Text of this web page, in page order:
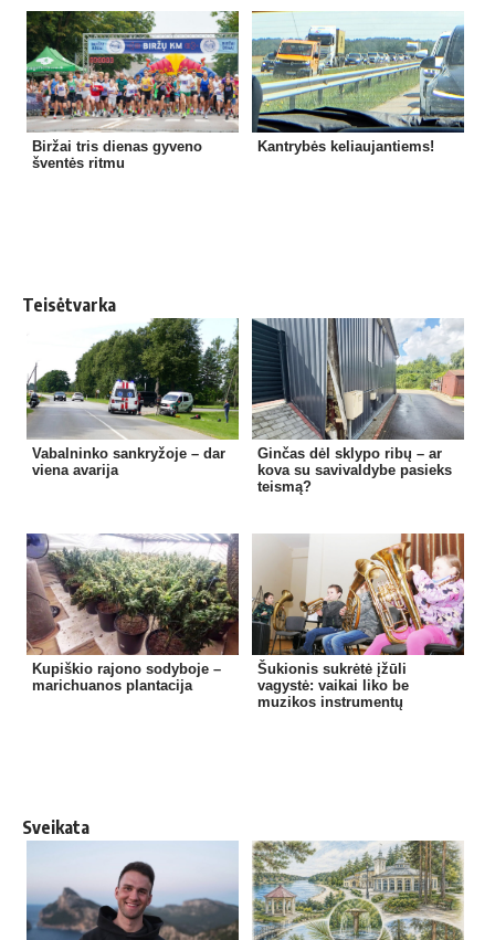
Biržai tris dienas gyveno
šventės ritmu
Kantrybės keliaujantiems!
Teisėtvarka
Vabalninko sankryžoje – dar
viena avarija
Ginčas dėl sklypo ribų – ar
kova su savivaldybe pasieks
teismą?
Kupiškio rajono sodyboje –
marichuanos plantacija
Šukionis sukrėtė įžūli
vagystė: vaikai liko be
muzikos instrumentų
Sveikata